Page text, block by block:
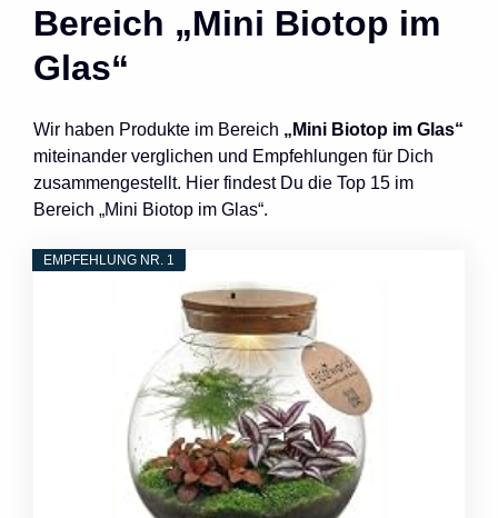
Bereich „Mini Biotop im
Glas“
Wir haben Produkte im Bereich „Mini Biotop im Glas“
miteinander verglichen und Empfehlungen für Dich
zusammengestellt. Hier findest Du die Top 15 im
Bereich „Mini Biotop im Glas“.
EMPFEHLUNG NR. 1